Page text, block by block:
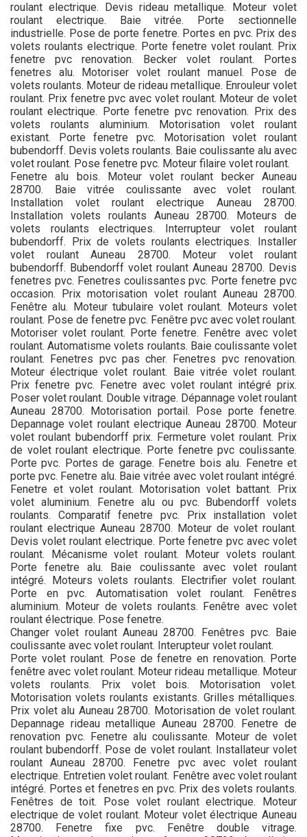
roulant electrique. Devis rideau metallique. Moteur volet
roulant electrique. Baie vitrée. Porte sectionnelle
industrielle. Pose de porte fenetre. Portes en pvc. Prix des
volets roulants electrique. Porte fenetre volet roulant. Prix
fenetre pvc renovation. Becker volet roulant. Portes
fenetres alu. Motoriser volet roulant manuel. Pose de
volets roulants. Moteur de rideau metallique. Enrouleur volet
roulant. Prix fenetre pvc avec volet roulant. Moteur de volet
roulant electrique. Porte fenetre pvc renovation. Prix des
volets roulants aluminium. Motorisation volet roulant
existant. Porte fenetre pvc. Motorisation volet roulant
bubendorff. Devis volets roulants. Baie coulissante alu avec
volet roulant. Pose fenetre pvc. Moteur filaire volet roulant.
Fenetre alu bois. Moteur volet roulant becker Auneau
28700. Baie vitrée coulissante avec volet roulant.
Installation volet roulant electrique Auneau 28700.
Installation volets roulants Auneau 28700. Moteurs de
volets roulants electriques. Interrupteur volet roulant
bubendorff. Prix de volets roulants electriques. Installer
volet roulant Auneau 28700. Moteur volet roulant
bubendorff. Bubendorff volet roulant Auneau 28700. Devis
fenetres pvc. Fenetres coulissantes pvc. Porte fenetre pvc
occasion. Prix motorisation volet roulant Auneau 28700.
Fenêtre alu. Moteur tubulaire volet roulant. Moteurs volet
roulant. Pose de fenetre pvc. Fenêtre pvc avec volet roulant.
Motoriser volet roulant. Porte fenetre. Fenêtre avec volet
roulant. Automatisme volets roulants. Baie coulissante volet
roulant. Fenetres pvc pas cher. Fenetres pvc renovation.
Moteur électrique volet roulant. Baie vitrée volet roulant.
Prix fenetre pvc. Fenetre avec volet roulant intégré prix.
Poser volet roulant. Double vitrage. Dépannage volet roulant
Auneau 28700. Motorisation portail. Pose porte fenetre.
Depannage volet roulant electrique Auneau 28700. Moteur
volet roulant bubendorff prix. Fermeture volet roulant. Prix
de volet roulant electrique. Porte fenetre pvc coulissante.
Porte pvc. Portes de garage. Fenetre bois alu. Fenetre et
porte pvc. Fenetre alu. Baie vitrée avec volet roulant intégré.
Fenetre et volet roulant. Motorisation volet battant. Prix
volet aluminium. Fenetre alu ou pvc. Bubendorff volets
roulants. Comparatif fenetre pvc. Prix installation volet
roulant electrique Auneau 28700. Moteur de volet roulant.
Devis volet roulant electrique. Porte fenetre pvc avec volet
roulant. Mécanisme volet roulant. Moteur volets roulant.
Porte fenetre alu. Baie coulissante avec volet roulant
intégré. Moteurs volets roulants. Electrifier volet roulant.
Porte en pvc. Automatisation volet roulant. Fenêtres
aluminium. Moteur de volets roulants. Fenêtre avec volet
roulant électrique. Pose fenetre.
Changer volet roulant Auneau 28700. Fenêtres pvc. Baie
coulissante avec volet roulant. Interupteur volet roulant.
Porte volet roulant. Pose de fenetre en renovation. Porte
fenêtre avec volet roulant. Moteur rideau metallique. Moteur
volets roulants. Prix volet bois. Motorisation volet.
Motorisation volets roulants existants. Grilles métalliques.
Prix volet alu Auneau 28700. Motorisation de volet roulant.
Depannage rideau metallique Auneau 28700. Fenetre de
renovation pvc. Fenetre alu coulissante. Moteur de volet
roulant bubendorff. Pose de volet roulant. Installateur volet
roulant Auneau 28700. Fenetre pvc avec volet roulant
electrique. Entretien volet roulant. Fenêtre avec volet roulant
intégré. Portes et fenetres en pvc. Prix des volets roulants.
Fenêtres de toit. Pose volet roulant electrique. Moteur
electrique de volet roulant. Moteur volet électrique Auneau
28700. Fenetre fixe pvc. Fenêtre double vitrage.